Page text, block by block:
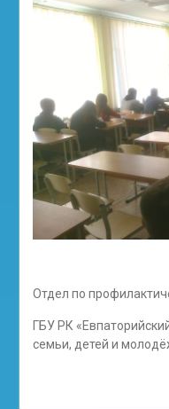
Отдел по
ГБУ РК
семьи, детей и